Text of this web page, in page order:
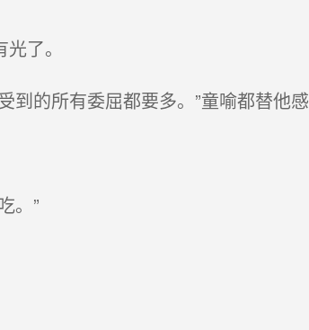
了。
的所有委屈都要多。”童喻都替他
。”